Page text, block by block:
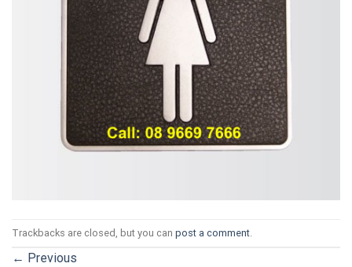
Trackbacks are closed, but you can post a comment
← Previous